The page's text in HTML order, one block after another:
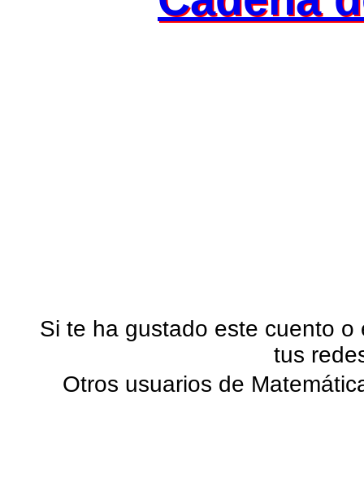
Si te ha gustado este cuento
tus
Otros usuarios de